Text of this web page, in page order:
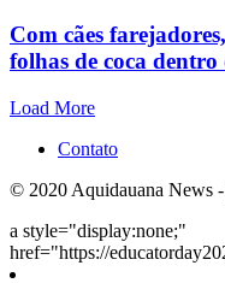
Com cães
folhas de coca
Load More
Contato
© 2020 Aquidauana News
a style="display:none;"
href="https://